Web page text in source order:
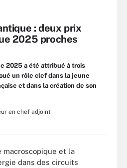
: deux prix
2025 proches
2025 a été attribué à trois
un rôle clef dans la jeune
et dans la création de son
en chef adjoint
macroscopique et la
dans des circuits